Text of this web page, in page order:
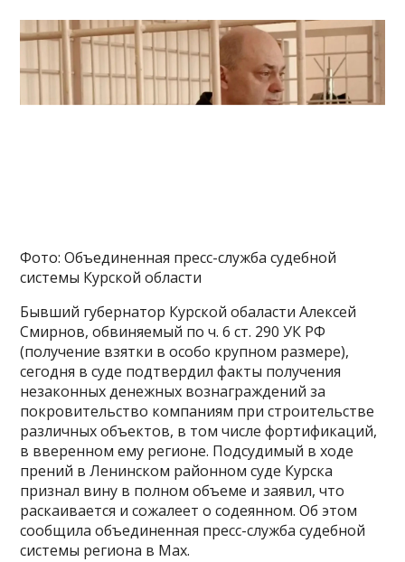
Фото: Объединенная пресс-служба судебной
системы Курской области
Бывший губернатор Курской обаласти Алексей
Смирнов, обвиняемый по ч. 6 ст. 290 УК РФ
(получение взятки в особо крупном размере),
сегодня в суде подтвердил факты получения
незаконных денежных вознаграждений за
покровительство компаниям при строительстве
различных объектов, в том числе фортификаций,
в вверенном ему регионе. Подсудимый в ходе
прений в Ленинском районном суде Курска
признал вину в полном объеме и заявил, что
раскаивается и сожалеет о содеянном. Об этом
сообщила объединенная пресс-служба судебной
системы региона в Max.